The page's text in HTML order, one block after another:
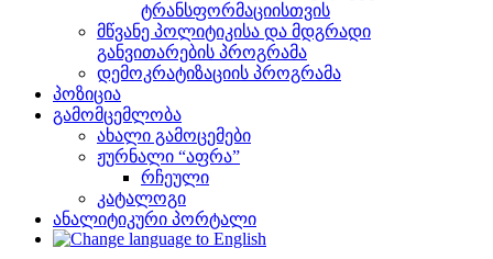
ტრანსფორმაციისთვის
მწვანე პოლიტიკისა და მდგრადი
განვითარების პროგრამა
დემოკრატიზაციის პროგრამა
პოზიცია
გამომცემლობა
ახალი გამოცემები
ჟურნალი “აფრა”
რჩეული
კატალოგი
ანალიტიკური პორტალი